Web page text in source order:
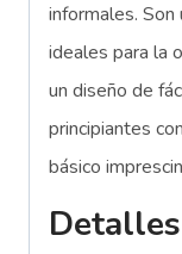
informales. Son
ideales para la
un diseño de
principiantes
básico